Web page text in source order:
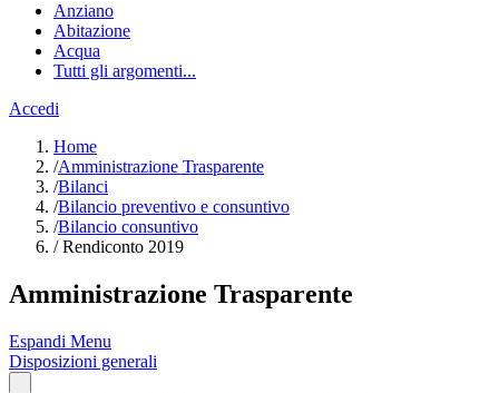
Anziano
Abitazione
Acqua
Tutti gli argomenti...
Accedi
Home
/Amministrazione Trasparente
/Bilanci
/Bilancio preventivo e consuntivo
/Bilancio consuntivo
/Rendiconto 2019
Amministrazione Trasparente
Espandi Menu
Disposizioni generali